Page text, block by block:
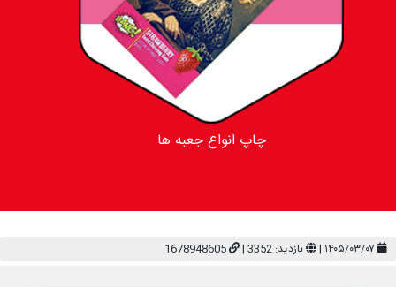
چاپ انواع جعبه ها
بازدید: 3352 | 1678948605